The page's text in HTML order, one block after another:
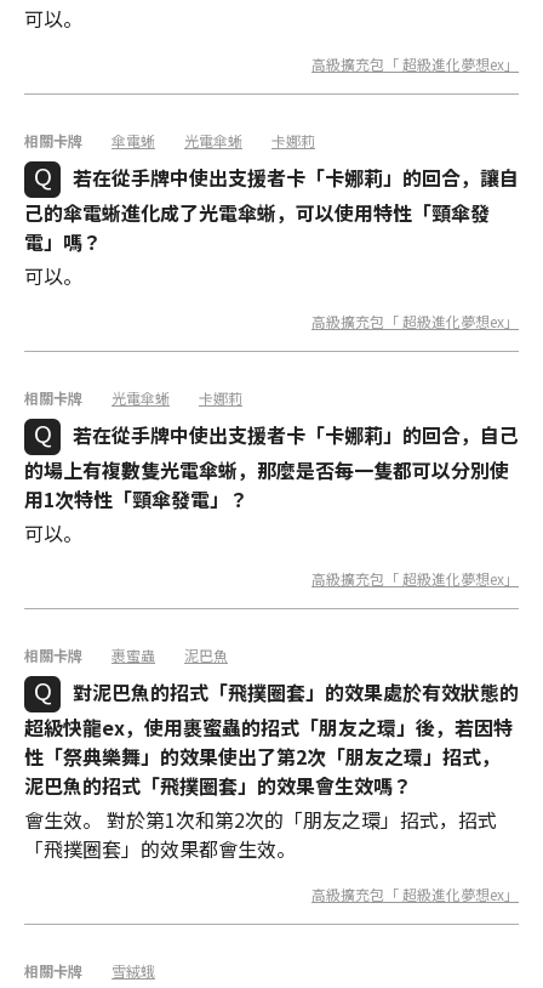
可以。
高級擴充包「 超級進化夢想ex」
相關卡牌 傘電蜥 光電傘蜥 卡娜莉
若在從手牌中使出支援者卡「卡娜莉」的回合，讓自
己的傘電蜥進化成了光電傘蜥，可以使用特性「頸傘發
電」嗎？
可以。
高級擴充包「 超級進化夢想ex」
相關卡牌 光電傘蜥 卡娜莉
若在從手牌中使出支援者卡「卡娜莉」的回合，自己
的場上有複數隻光電傘蜥，那麼是否每一隻都可以分別使
用1次特性「頸傘發電」？
可以。
高級擴充包「 超級進化夢想ex」
相關卡牌 裹蜜蟲 泥巴魚
對泥巴魚的招式「飛撲圈套」的效果處於有效狀態的
超級快龍ex，使用裹蜜蟲的招式「朋友之環」後，若因特
性「祭典樂舞」的效果使出了第2次「朋友之環」招式，
泥巴魚的招式「飛撲圈套」的效果會生效嗎？
會生效。 對於第1次和第2次的「朋友之環」招式，招式
「飛撲圈套」的效果都會生效。
高級擴充包「 超級進化夢想ex」
相關卡牌 雪絨蛾